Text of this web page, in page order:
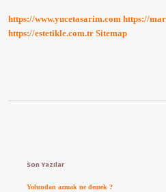
https://www.yucetasarim.com https://
https://estetikle.com.tr Sitemap
Son Yazılar
Yolundan azmak ne demek ?